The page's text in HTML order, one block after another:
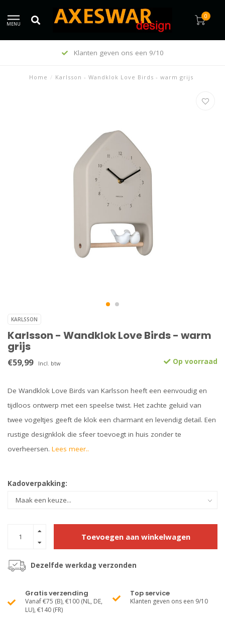
MENU
0
Klanten geven ons een 9/10
Home / Karlsson - Wandklok Love Birds - warm grijs
KARLSSON
Karlsson - Wandklok Love Birds - warm
grijs
€59,99 Incl. btw Op voorraad
De Wandklok Love Birds van Karlsson heeft een eenvoudig en
tijdloos ontwerp met een speelse twist. Het zachte geluid van
twee vogeltjes geeft de klok een charmant en levendig detail. Een
rustige designklok die sfeer toevoegt in huis zonder te
overheersen. Lees meer..
Kadoverpakking:
Toevoegen aan winkelwagen
Dezelfde werkdag verzonden
Gratis verzending
Vanaf €75 (B), €100 (NL, DE,
LU), €140 (FR)
Top service
Klanten geven ons een 9/10